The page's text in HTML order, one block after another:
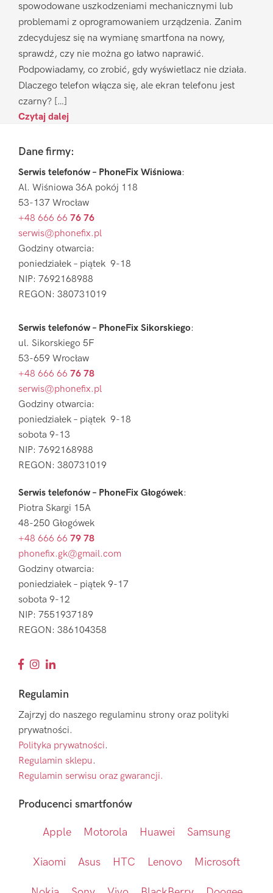
spowodowane uszkodzeniami mechanicznymi lub
problemami z oprogramowaniem urządzenia. Zanim
zdecydujesz się na wymianę smartfona na nowy,
sprawdź, czy nie można go łatwo naprawić.
Podpowiadamy, co zrobić, gdy wyświetlacz nie działa.
Dlaczego telefon włącza się, ale ekran telefonu jest
czarny? […]
Czytaj dalej
FooterDane firmy:
Serwis telefonów – PhoneFix Wiśniowa:
Al. Wiśniowa 36A pokój 118
53-137 Wrocław
+48 666 66 76 76
serwis@phonefix.pl
Godziny otwarcia:
poniedziałek – piątek 9-18
NIP: 7692168988
REGON: 380731019
Serwis telefonów – PhoneFix Sikorskiego:
ul. Sikorskiego 5F
53-659 Wrocław
+48 666 66 76 78
serwis@phonefix.pl
Godziny otwarcia:
poniedziałek – piątek 9-18
sobota 9-13
NIP: 7692168988
REGON: 380731019
Serwis telefonów – PhoneFix Głogówek:
Piotra Skargi 15A
48-250 Głogówek
+48 666 66 79 78
phonefix.gk@gmail.com
Godziny otwarcia:
poniedziałek – piątek 9-17
sobota 9-12
NIP: 7551937189
REGON: 386104358
Regulamin
Zajrzyj do naszego regulaminu strony oraz polityki
prywatności.
Polityka prywatności.
Regulamin sklepu.
Regulamin serwisu oraz gwarancji.
Producenci smartfonów
Apple Motorola Huawei Samsung
Xiaomi Asus HTC Lenovo Microsoft